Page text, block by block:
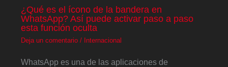
¿Qué es el ícono de la bandera en
WhatsApp? Así puede activar paso a paso
esta función oculta
Deja un comentario / Internacional
WhatsApp es una de las aplicaciones de